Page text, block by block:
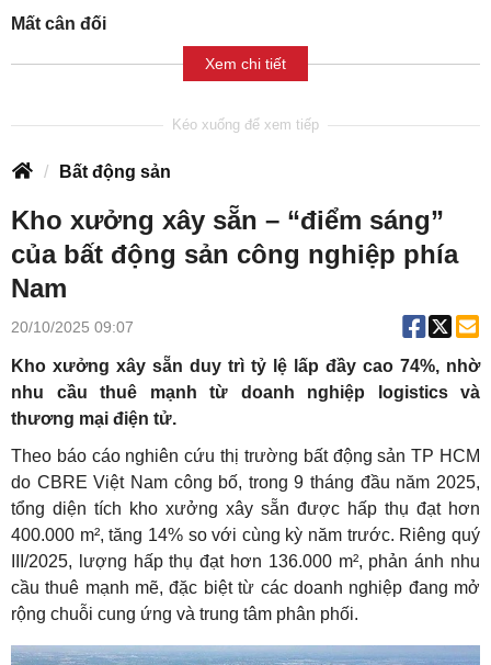
Mất cân đối
Xem chi tiết
Bất động sản
Kho xưởng xây sẵn – “điểm sáng”
của bất động sản công nghiệp phía
Nam
20/10/2025 09:07
Kho xưởng xây sẵn duy trì tỷ lệ lấp đầy cao 74%, nhờ
nhu cầu thuê mạnh từ doanh nghiệp logistics và
thương mại điện tử.
Theo báo cáo nghiên cứu thị trường bất động sản TP HCM
do CBRE Việt Nam công bố, trong 9 tháng đầu năm 2025,
tổng diện tích kho xưởng xây sẵn được hấp thụ đạt hơn
400.000 m², tăng 14% so với cùng kỳ năm trước. Riêng quý
III/2025, lượng hấp thụ đạt hơn 136.000 m², phản ánh nhu
cầu thuê mạnh mẽ, đặc biệt từ các doanh nghiệp đang mở
rộng chuỗi cung ứng và trung tâm phân phối.